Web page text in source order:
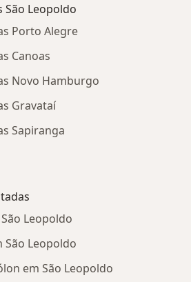
São Leopoldo
Porto Alegre
Canoas
Novo Hamburgo
Gravataí
Sapiranga
Leopoldo
São Leopoldo
em São Leopoldo